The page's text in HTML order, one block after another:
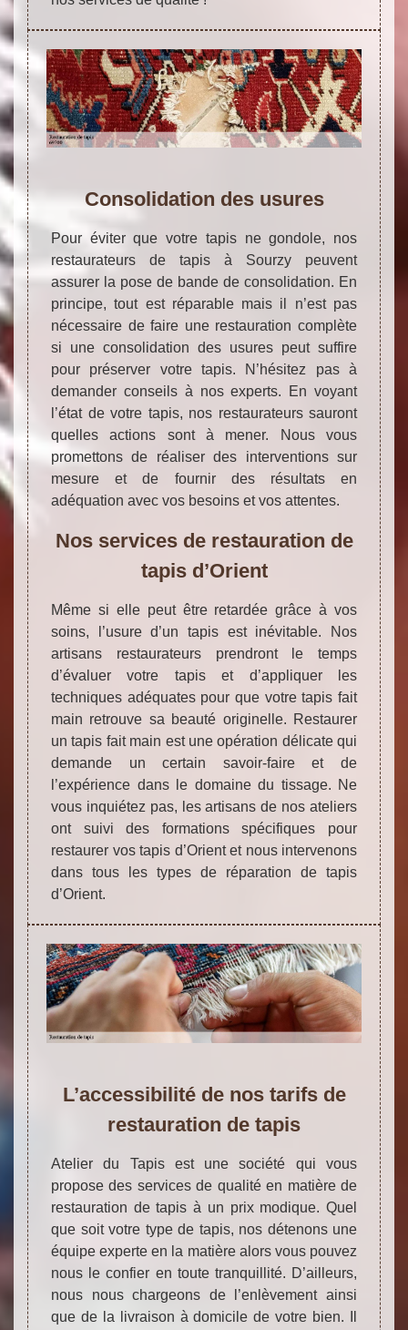
Consolidation des usures
Pour éviter que votre tapis ne gondole, nos
restaurateurs de tapis à Sourzy peuvent
assurer la pose de bande de consolidation. En
principe, tout est réparable mais il n’est pas
nécessaire de faire une restauration complète
si une consolidation des usures peut suffire
pour préserver votre tapis. N’hésitez pas à
demander conseils à nos experts. En voyant
l’état de votre tapis, nos restaurateurs sauront
quelles actions sont à mener. Nous vous
promettons de réaliser des interventions sur
mesure et de fournir des résultats en
adéquation avec vos besoins et vos attentes.
Nos services de restauration de
tapis d’Orient
Même si elle peut être retardée grâce à vos
soins, l’usure d’un tapis est inévitable. Nos
artisans restaurateurs prendront le temps
d’évaluer votre tapis et d’appliquer les
techniques adéquates pour que votre tapis fait
main retrouve sa beauté originelle. Restaurer
un tapis fait main est une opération délicate qui
demande un certain savoir-faire et de
l’expérience dans le domaine du tissage. Ne
vous inquiétez pas, les artisans de nos ateliers
ont suivi des formations spécifiques pour
restaurer vos tapis d’Orient et nous intervenons
dans tous les types de réparation de tapis
d’Orient.
L’accessibilité de nos tarifs de
restauration de tapis
Atelier du Tapis est une société qui vous
propose des services de qualité en matière de
restauration de tapis à un prix modique. Quel
que soit votre type de tapis, nos détenons une
équipe experte en la matière alors vous pouvez
nous le confier en toute tranquillité. D’ailleurs,
nous nous chargeons de l’enlèvement ainsi
que de la livraison à domicile de votre bien. Il